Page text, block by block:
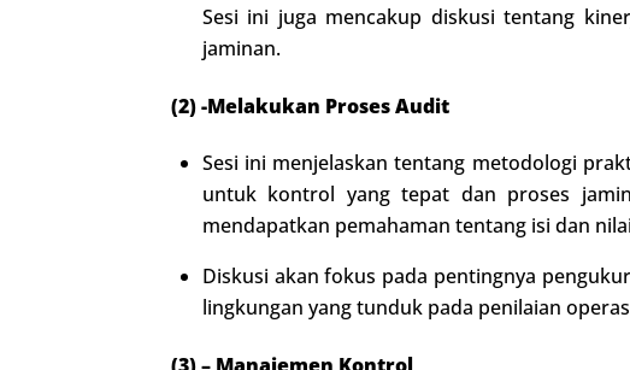
Sesi ini juga mencakup diskusi tentang
jaminan.
(2) -Melakukan Proses Audit
Sesi ini menjelaskan tentang metodologi
untuk kontrol yang tepat dan proses
mendapatkan pemahaman tentang isi dan
Diskusi akan fokus pada pentingnya
lingkungan yang tunduk pada penilaian